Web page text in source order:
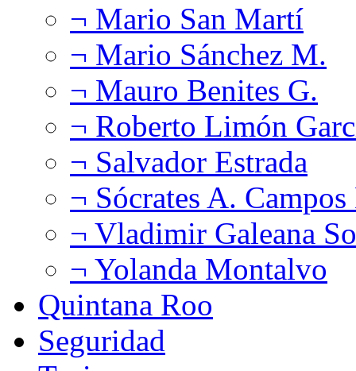
¬ Mario San Martí
¬ Mario Sánchez M.
¬ Mauro Benites G.
¬ Roberto Limón
¬ Salvador Estrada
¬ Sócrates A.
¬ Vladimir Galeana
¬ Yolanda Montalvo
Quintana Roo
Seguridad